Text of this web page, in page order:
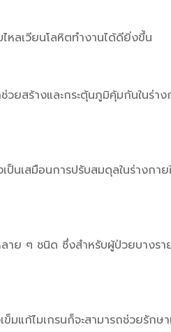
ไหลเวียนโลหิตทำงานได้ดียิ่งขึ้น
ยสร้างและกระตุ้นภูมิคุ้มกันในร่า
ป็นเสมือนการปรับสมดุลในร่างก
าย ๆ ชนิด ซึ่งสำหรับผู้ป่วยบางร
ก้ไมเกรนก็จะสามารถช่วยรักษา